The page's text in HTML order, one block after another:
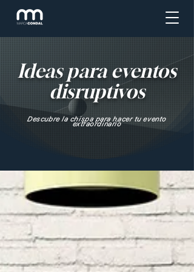
Ideas para eventos
disruptivos
Descubre la chispa para hacer tu evento
extraordinario